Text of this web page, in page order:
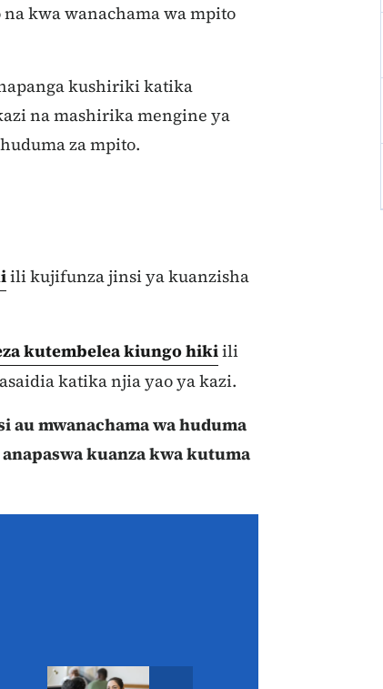
kwa wanachama wa mpito
kushiriki katika
na mashirika mengine ya
za mpito.
ili kujifunza jinsi ya kuanzisha
kutembelea kiungo hikiili
katika njia yao ya kazi.
au mwanachama wa huduma
kuanza kwa kutuma